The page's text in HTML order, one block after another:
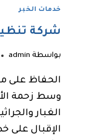
خدمات الخبر
شركة
بواسطة admin
الحفاظ على
وسط زحمة
الغبار
الإقبال على